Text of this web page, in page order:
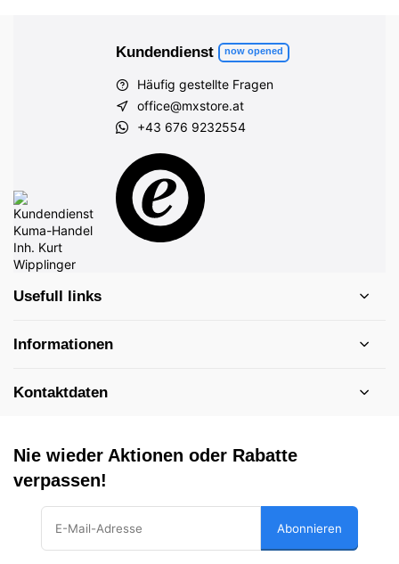
Kundendienst now opened
Häufig gestellte Fragen
office@mxstore.at
+43 676 9232554
Usefull links
Informationen
Kontaktdaten
Nie wieder Aktionen oder Rabatte
verpassen!
Abonnieren